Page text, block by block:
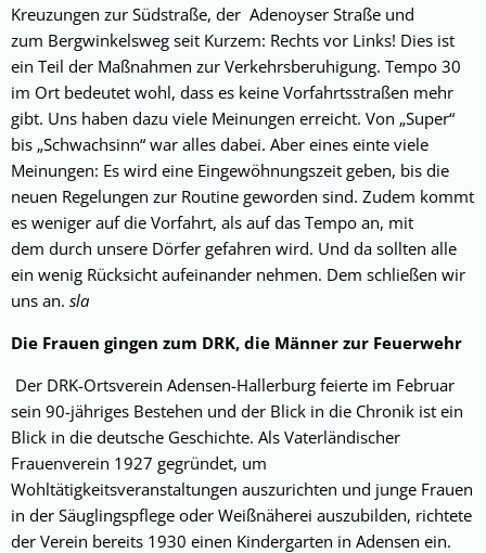
Kreuzungen zur Südstraße, der Adenoyser Straße und
zum Bergwinkelsweg seit Kurzem: Rechts vor Links! Dies ist
ein Teil der Maßnahmen zur Verkehrsberuhigung. Tempo 30
im Ort bedeutet wohl, dass es keine Vorfahrtsstraßen mehr
gibt. Uns haben dazu viele Meinungen erreicht. Von „Super“
bis „Schwachsinn“ war alles dabei. Aber eines einte viele
Meinungen: Es wird eine Eingewöhnungszeit geben, bis die
neuen Regelungen zur Routine geworden sind. Zudem kommt
es weniger auf die Vorfahrt, als auf das Tempo an, mit
dem durch unsere Dörfer gefahren wird. Und da sollten alle
ein wenig Rücksicht aufeinander nehmen. Dem schließen wir
uns an. sla
Die Frauen gingen zum DRK, die Männer zur Feuerwehr
Der DRK-Ortsverein Adensen-Hallerburg feierte im Februar
sein 90-jähriges Bestehen und der Blick in die Chronik ist ein
Blick in die deutsche Geschichte. Als Vaterländischer
Frauenverein 1927 gegründet, um
Wohltätigkeitsveranstaltungen auszurichten und junge Frauen
in der Säuglingspflege oder Weißnäherei auszubilden, richtete
der Verein bereits 1930 einen Kindergarten in Adensen ein.